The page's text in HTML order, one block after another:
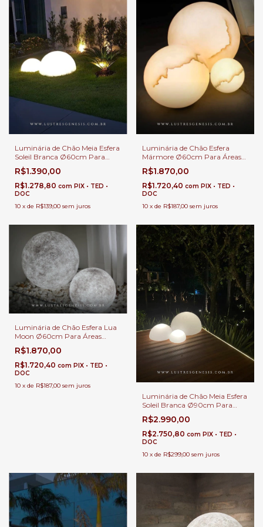
Luminária de Chão Meia Esfera
Soleil Branca Ø60cm Para
Áreas Internas e Externas.
R$1.390,00
R$1.278,80 com PIX • TED •
DOC
10 x de R$139,00 sem juros
Luminária de Chão Esfera
Mármore Ø60cm Para Áreas
Internas e Externas.
R$1.870,00
R$1.720,40 com PIX • TED •
DOC
10 x de R$187,00 sem juros
Luminária de Chão Esfera Lua
Moon Ø60cm Para Áreas
Internos e Externos.
R$1.870,00
R$1.720,40 com PIX • TED •
DOC
10 x de R$187,00 sem juros
Luminária de Chão Meia Esfera
Soleil Branca Ø90cm Para
Áreas Internas e Externas.
R$2.990,00
R$2.750,80 com PIX • TED •
DOC
10 x de R$299,00 sem juros